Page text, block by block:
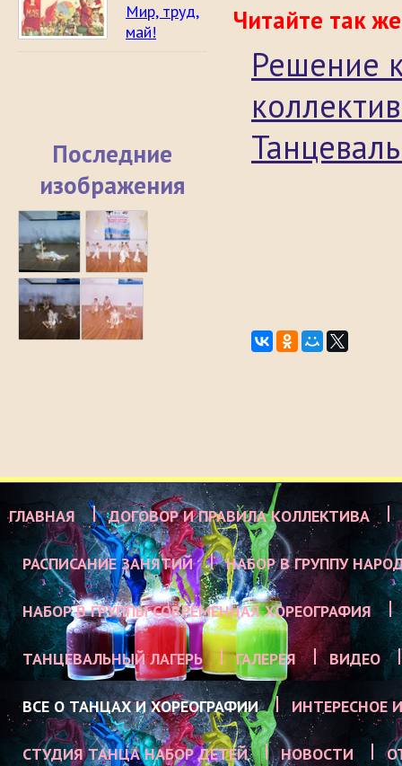
Мир, труд,
май!
Последние
изображения
Читайте так
Решение
ГЛАВНАЯ ДОГОВОР И ПРАВИЛА КОЛЛЕКТИВА
РАСПИСАНИЕ ЗАНЯТИЙ НАБОР В ГРУППУ
НАБОР В ГРУППЫ СОВРЕМЕННАЯ ХОРЕОГРАФИЯ
ТАНЦЕВАЛЬНЫЙ ЛАГЕРЬ ГАЛЕРЕЯ ВИДЕО
ВСЕ О ТАНЦАХ И ХОРЕОГРАФИИ ИНТЕРЕСНОЕ
СТУДИЯ ТАНЦА НАБОР ДЕТЕЙ НОВОСТИ